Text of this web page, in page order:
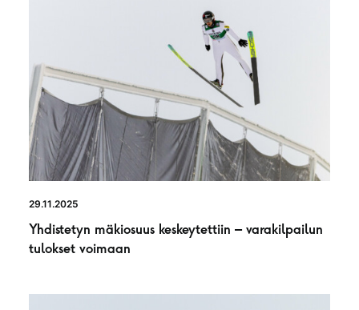
29.11.2025
Yhdistetyn mäkiosuus keskeytettiin – varakilpailun
tulokset voimaan